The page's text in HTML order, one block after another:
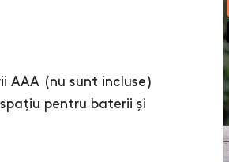
AAA (nu sunt incluse)
pentru baterii și